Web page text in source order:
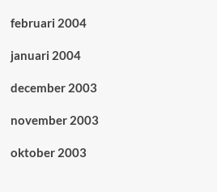
februari 2004
januari 2004
december 2003
november 2003
oktober 2003